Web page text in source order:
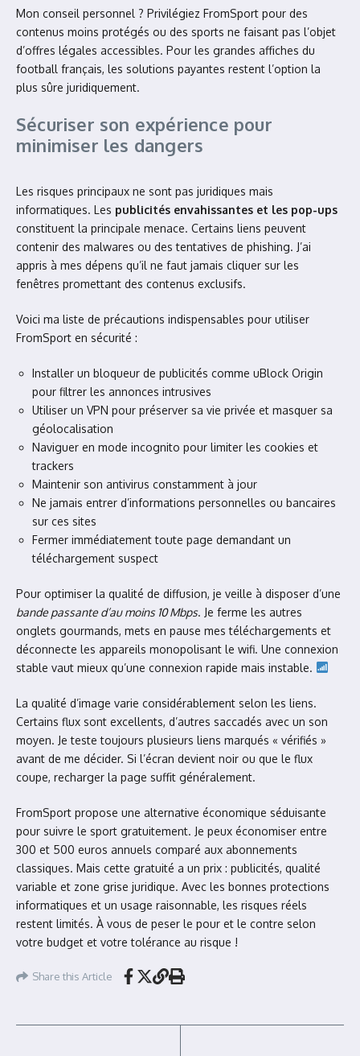
Mon conseil personnel ? Privilégiez FromSport pour des
contenus moins protégés ou des sports ne faisant pas l’objet
d’offres légales accessibles. Pour les grandes affiches du
football français, les solutions payantes restent l’option la
plus sûre juridiquement.
Sécuriser son expérience pour
minimiser les dangers
Les risques principaux ne sont pas juridiques mais
informatiques. Les publicités envahissantes et les pop-ups
constituent la principale menace. Certains liens peuvent
contenir des malwares ou des tentatives de phishing. J’ai
appris à mes dépens qu’il ne faut jamais cliquer sur les
fenêtres promettant des contenus exclusifs.
Voici ma liste de précautions indispensables pour utiliser
FromSport en sécurité :
Installer un bloqueur de publicités comme uBlock Origin
pour filtrer les annonces intrusives
Utiliser un VPN pour préserver sa vie privée et masquer sa
géolocalisation
Naviguer en mode incognito pour limiter les cookies et
trackers
Maintenir son antivirus constamment à jour
Ne jamais entrer d’informations personnelles ou bancaires
sur ces sites
Fermer immédiatement toute page demandant un
téléchargement suspect
Pour optimiser la qualité de diffusion, je veille à disposer d’une
bande passante d’au moins 10 Mbps. Je ferme les autres
onglets gourmands, mets en pause mes téléchargements et
déconnecte les appareils monopolisant le wifi. Une connexion
stable vaut mieux qu’une connexion rapide mais instable.
La qualité d’image varie considérablement selon les liens.
Certains flux sont excellents, d’autres saccadés avec un son
moyen. Je teste toujours plusieurs liens marqués « vérifiés »
avant de me décider. Si l’écran devient noir ou que le flux
coupe, recharger la page suffit généralement.
FromSport propose une alternative économique séduisante
pour suivre le sport gratuitement. Je peux économiser entre
300 et 500 euros annuels comparé aux abonnements
classiques. Mais cette gratuité a un prix : publicités, qualité
variable et zone grise juridique. Avec les bonnes protections
informatiques et un usage raisonnable, les risques réels
restent limités. À vous de peser le pour et le contre selon
votre budget et votre tolérance au risque !
Share this Article